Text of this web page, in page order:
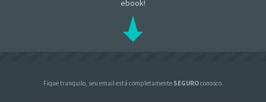
ebook!
Fique tranquilo, seu email está completamente SEGUROconosco.